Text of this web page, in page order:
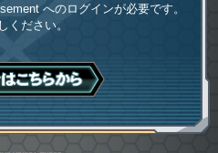
へのログインが必要です。
ください。
ちら